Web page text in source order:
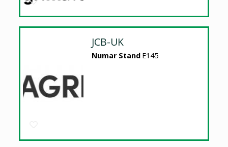
JCB-UK
Numar Stand E145